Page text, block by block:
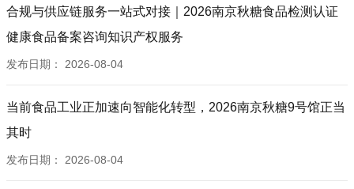
合规与供应链服务一站式对接｜2026南京秋糖食品检测认证
健康食品备案咨询知识产权服务
发布日期： 2026-08-04
当前食品工业正加速向智能化转型，2026南京秋糖9号馆正当
其时
发布日期： 2026-08-04